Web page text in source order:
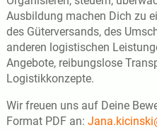
Ausbildung machen Dich zu
des Güterversands, des
anderen logistischen
Angebote, reibungslose
Logistikkonzepte.
Wir freuen uns auf Deine
Format PDF an: